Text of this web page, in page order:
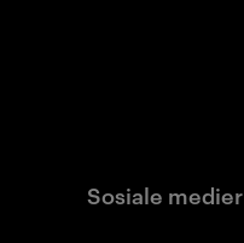
Sosiale medier